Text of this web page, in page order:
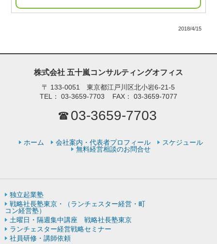
2018/4/15
株式会社 五十嵐コンサルティングオフィス
〒 133-0051 東京都江戸川区北小岩6-21-5
TEL：
03-3659-7703 FAX： 03-3659-7077
03-3659-7703
ホーム 会社案内・代表者プロフィール
スケジュール
無料経営相談のお問合せ
独立起業塾
戦略社長塾東京・（ランチェスター経営・町
コン経営塾）
土曜日・隔週集中講座 戦略社長塾東京
ランチェスター経営戦略セミナー
社員研修・講師依頼